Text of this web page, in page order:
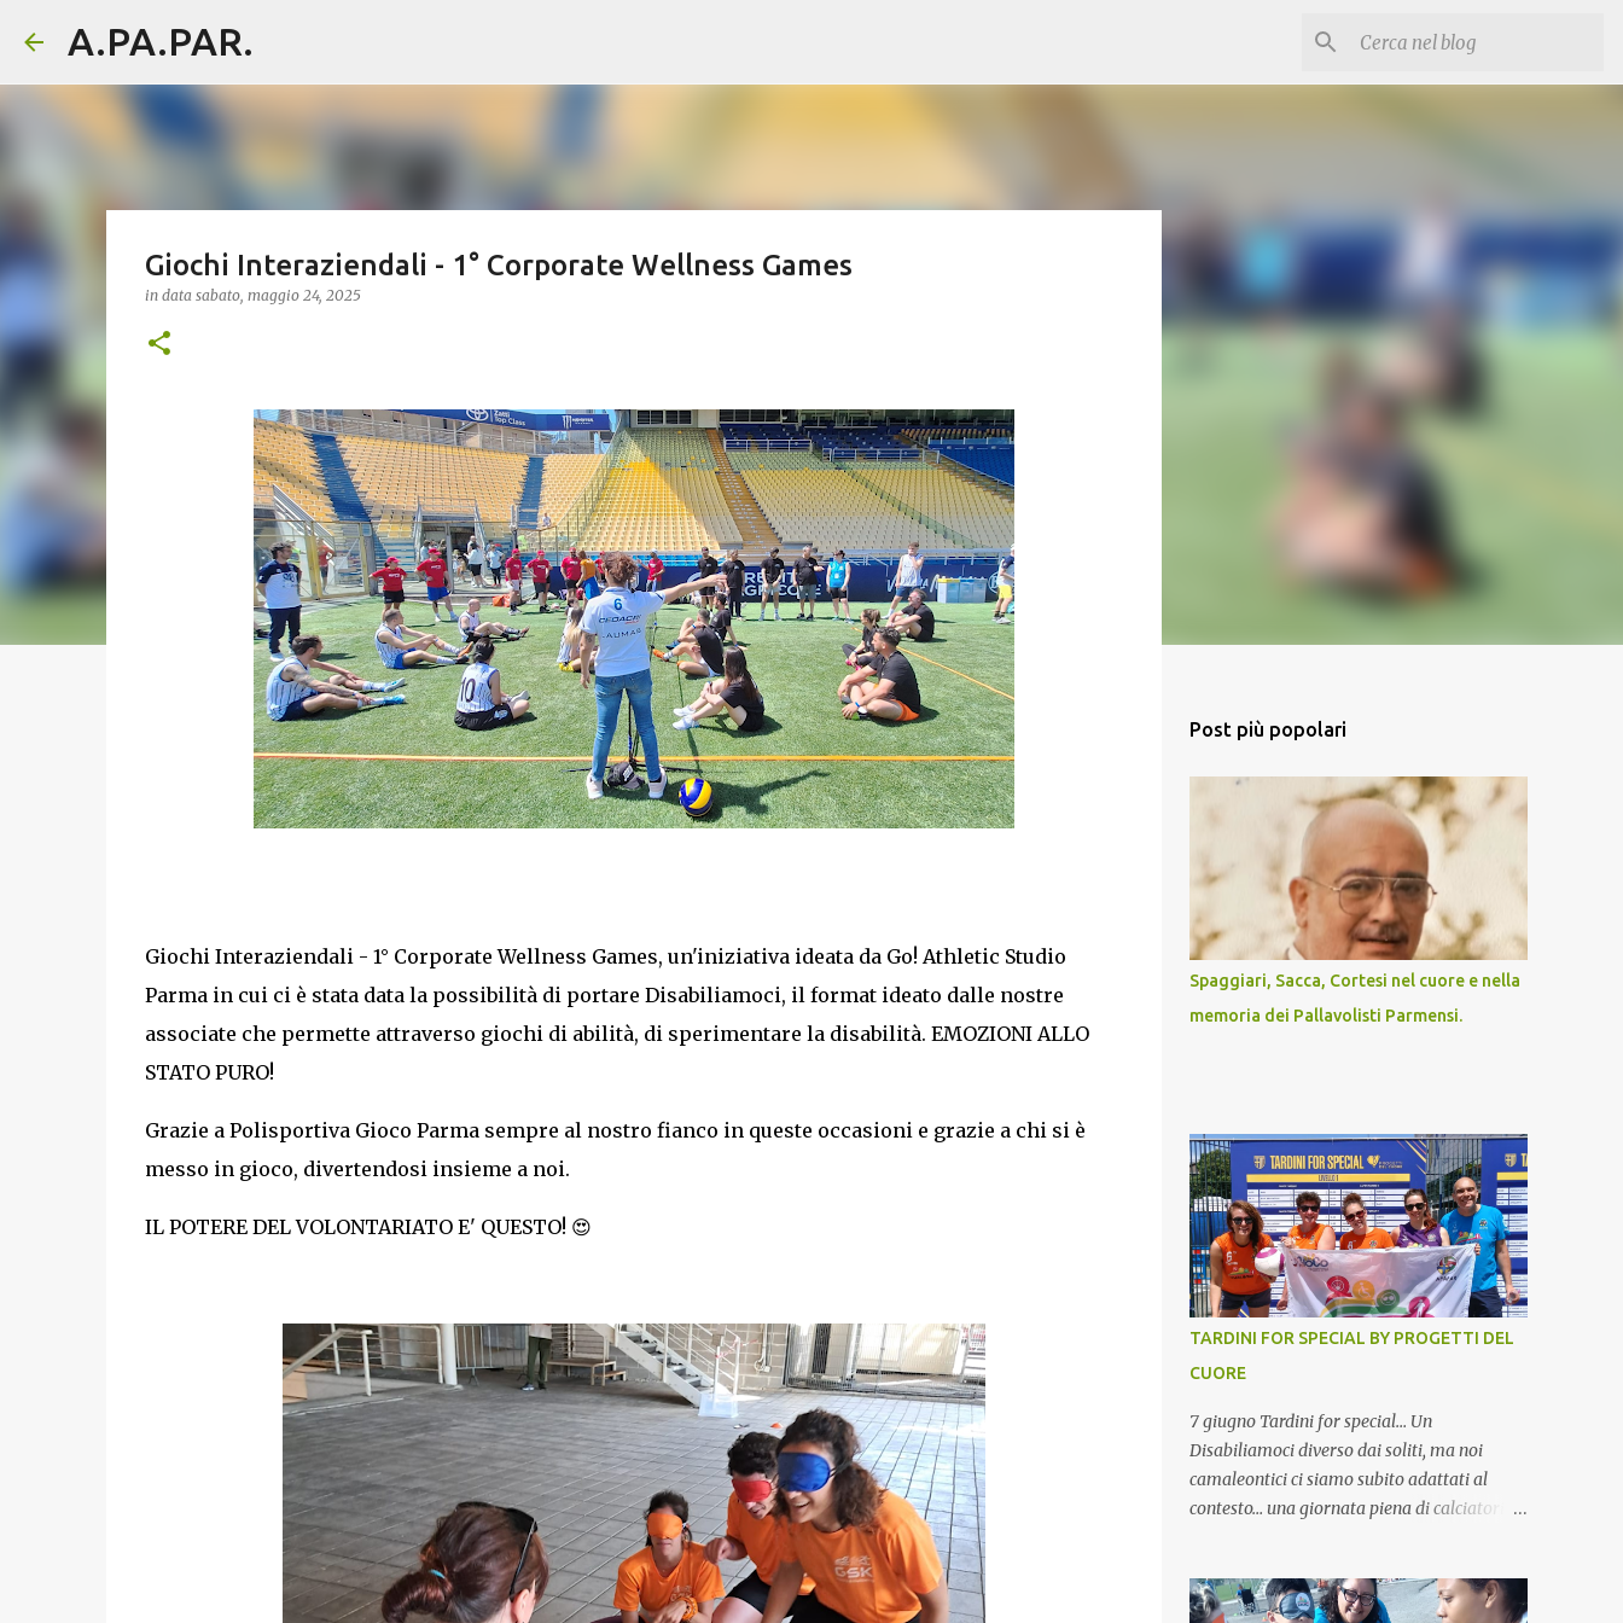
A.PA.PAR.
Giochi Interaziendali - 1° Corporate Wellness Games
in data sabato, maggio 24, 2025
Giochi Interaziendali - 1° Corporate Wellness Games, un'iniziativa ideata da Go! Athletic Studio
Parma in cui ci è stata data la possibilità di portare Disabiliamoci, il format ideato dalle nostre
associate che permette attraverso giochi di abilità, di sperimentare la disabilità. EMOZIONI ALLO
STATO PURO!
Grazie a Polisportiva Gioco Parma sempre al nostro fianco in queste occasioni e grazie a chi si è
messo in gioco, divertendosi insieme a noi.
IL POTERE DEL VOLONTARIATO E' QUESTO! 😍
Post più popolari
Spaggiari, Sacca, Cortesi nel cuore e nella
memoria dei Pallavolisti Parmensi.
TARDINI FOR SPECIAL BY PROGETTI DEL
CUORE
7 giugno Tardini for special… Un
Disabiliamoci diverso dai soliti, ma noi
camaleontici ci siamo subito adattati al
contesto… una giornata piena di calciatori
noi con il nostro miglior sorriso la nostra